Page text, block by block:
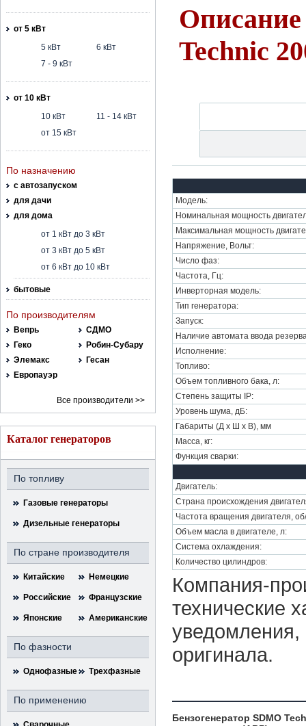
от 5 кВт
5 кВт
6 кВт
7 - 9 кВт
от 10 кВт
10 кВт
11 - 14 кВт
от 15 кВт
По назначению
с автозапуском
для дачи
для дома
от 1 кВт до 3 кВт
от 3 кВт до 5 кВт
от 6 кВт до 10 кВт
бытовые
По производителям
Вепрь
СДМО
Геко
Робин-Субару
Элемакс
Гесан
Европауэр
Все производители >>
Каталог генераторов
По топливу
Газовые генераторы
Дизельные генераторы
По стране производителя
Китайские Немецкие
Российские Французские
Японские Американские
По фазности
Однофазные Трехфазные
По применению
Technic
Модель:
Номинальная мощность
Максимальная мощность
Напряжение, Вольт:
Число фаз:
Частота, Гц:
Инверторная модель:
Тип генератора:
Запуск:
Наличие автомата ввода
Исполнение:
Топливо:
Объем топливного бака, л:
Степень защиты IP:
Уровень шума, дБ:
Габариты (Д х Ш х В), мм
Масса, кг:
Функция сварки:
Двигатель:
Страна происхождения
Частота вращения двигателя,
Объем масла в двигателе, л:
Система охлаждения:
Количество цилиндров:
Компания-
технические
уведомления,
оригинала.
Бензогенератор SDMO